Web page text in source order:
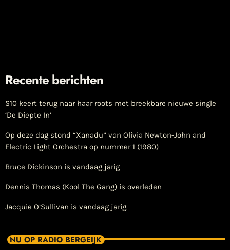
Recente berichten
S10 keert terug naar haar roots met breekbare nieuwe single
‘De Diepte In’
Op deze dag stond “Xanadu” van Olivia Newton-John and
Electric Light Orchestra op nummer 1 (1980)
Bruce Dickinson is vandaag jarig
Dennis Thomas (Kool The Gang) is overleden
Jacquie O’Sullivan is vandaag jarig
NU OP RADIO BERGEIJK